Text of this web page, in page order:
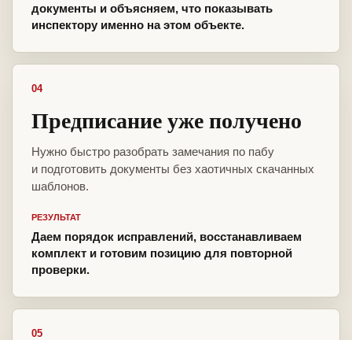
документы и объясняем, что показывать
инспектору именно на этом объекте.
04
Предписание уже получено
Нужно быстро разобрать замечания по пабу
и подготовить документы без хаотичных скачанных
шаблонов.
РЕЗУЛЬТАТ
Даем порядок исправлений, восстанавливаем
комплект и готовим позицию для повторной
проверки.
05